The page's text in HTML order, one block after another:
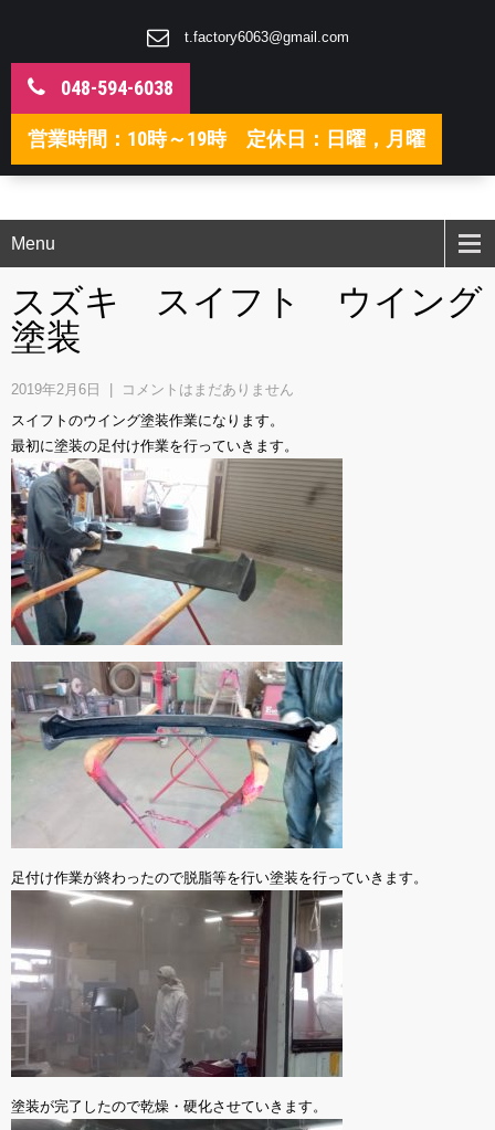
t.factory6063@gmail.com
048-594-6038
営業時間：10時～19時 定休日：日曜，月曜
Menu
スズキ スイフト ウイング
塗装
2019年2月6日
コメントはまだありません
スイフトのウイング塗装作業になります。
最初に塗装の足付け作業を行っていきます。
足付け作業が終わったので脱脂等を行い塗装を行っていきます。
塗装が完了したので乾燥・硬化させていきます。